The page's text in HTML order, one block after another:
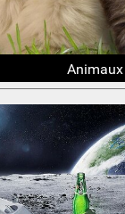
Animaux